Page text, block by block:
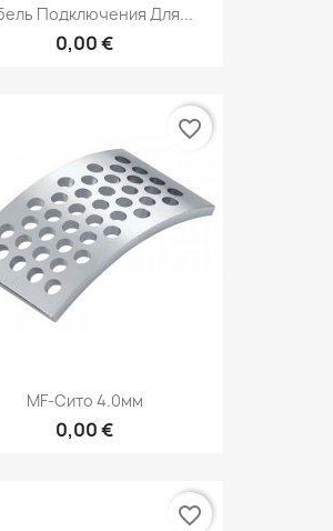
Подключения Для...
0,00 €
MF-Сито 4.0мм
0,00 €
favorite_border
favorite_border